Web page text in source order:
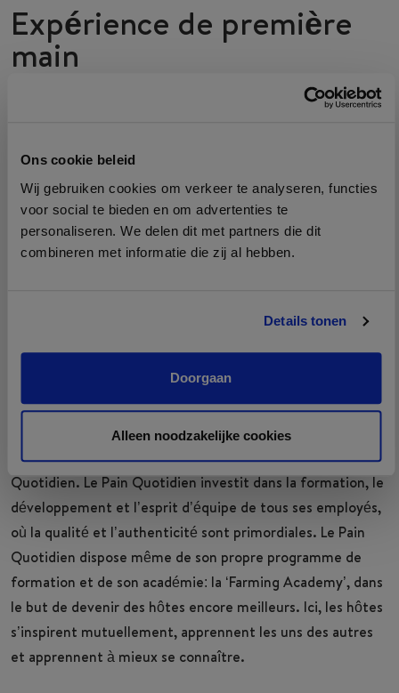
Ons cookie beleid
Wij gebruiken cookies om verkeer te analyseren, functies
voor social te bieden en om advertenties te
personaliseren. We delen dit met partners die dit
combineren met informatie die zij al hebben.
Details tonen
Doorgaan
Alleen noodzakelijke cookies
Expérience de première
main
pas avec une commande. Comment résoudre ce
problème?
Que fais-tu?
Croissance
L’évolution est l’un des quatre piliers culturels du Pain
Quotidien. Le Pain Quotidien investit dans la formation, le
développement et l’esprit d’équipe de tous ses employés,
où la qualité et l’authenticité sont primordiales. Le Pain
Quotidien dispose même de son propre programme de
formation et de son académie: la ‘Farming Academy’, dans
le but de devenir des hôtes encore meilleurs. Ici, les hôtes
s’inspirent mutuellement, apprennent les uns des autres
et apprennent à mieux se connaître.